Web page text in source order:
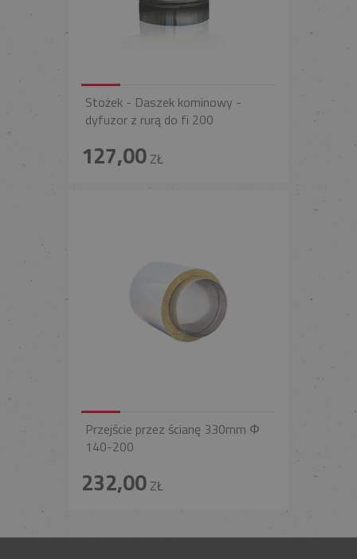
Stożek - Daszek kominowy -
dyfuzor z rurą do fi 200
127,00ZŁ
Przejście przez ścianę 330mm Φ
140-200
232,00ZŁ